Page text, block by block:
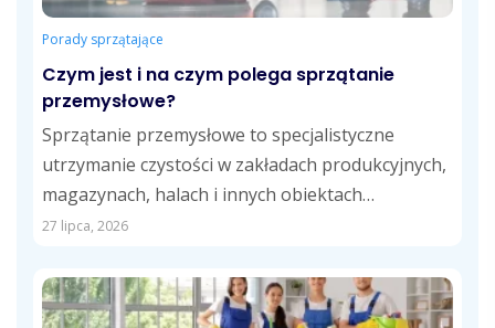
Porady sprzątające
Czym jest i na czym polega sprzątanie
przemysłowe?
Sprzątanie przemysłowe to specjalistyczne
utrzymanie czystości w zakładach produkcyjnych,
magazynach, halach i innych obiektach
przemysłowych. Obejmuje usuwanie pyłów,
27 lipca, 2026